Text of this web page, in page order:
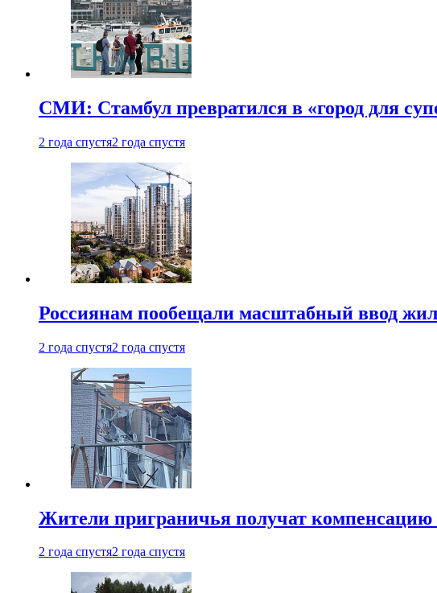
СМИ: Стамбул превратился в «город для
2 года спустя2 года спустя
Россиянам пообещали масштабный ввод
2 года спустя2 года спустя
Жители приграничья получат
2 года спустя2 года спустя